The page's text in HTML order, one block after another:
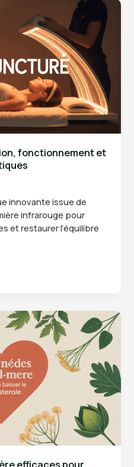
fonctionnement et
innovante issue de
infrarouge pour
et restaurer l’équilibre